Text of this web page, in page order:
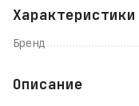
Характеристики
Бренд
Описание